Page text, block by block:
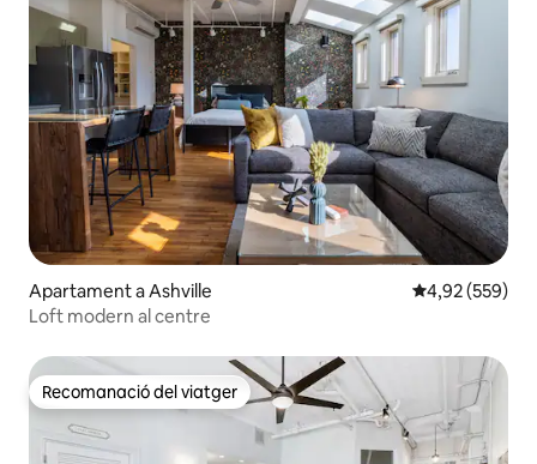
Apartament a Ashville 4,92 de
4,92 (559)
Loft modern al centre
Recomanació del viatger
Recomanació del viatger